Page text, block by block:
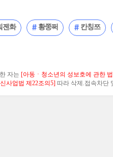
젠화 황쭝쩌 칸칭쯔
자는 [아동ㆍ청소년의 성보호에 관한
사업법 제22조의5] 따라 삭제.접속차단